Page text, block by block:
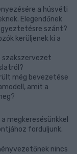
a húsvéti
Elegendőnek
szánt?
kerüljenek ki a
szakszervezet
még bevezetése
amit a
megkeresésünkkel
forduljunk.
nincs